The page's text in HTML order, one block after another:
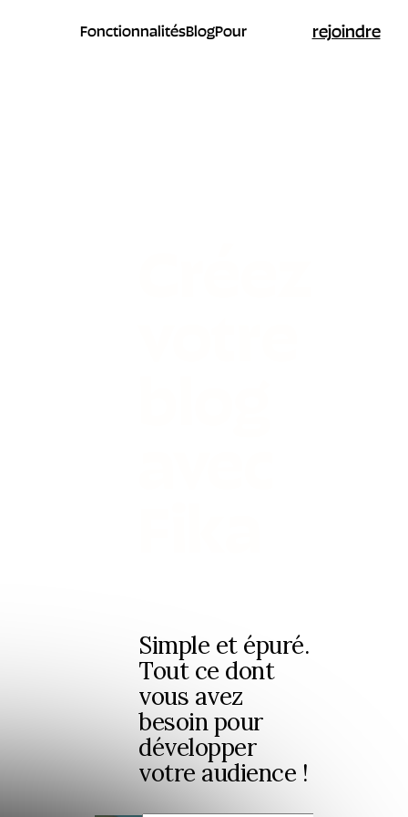
FonctionnalitésBlogPour rejoindre
Simple et épuré.
Tout ce dont
vous avez
besoin pour
développer
votre audience !